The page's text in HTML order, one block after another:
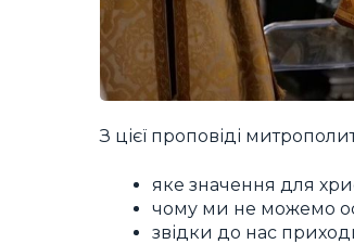
З цієї проповіді
яке значення для
чому ми не можемо
звідки до нас